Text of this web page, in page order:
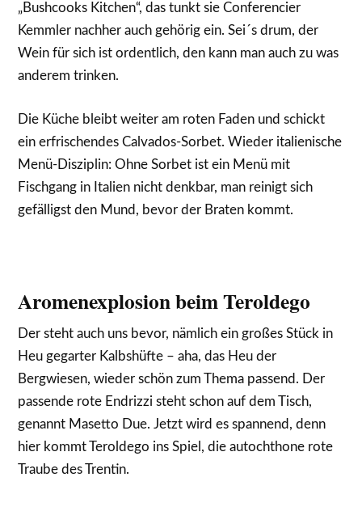
„Bushcooks Kitchen“, das tunkt sie Conferencier
Kemmler nachher auch gehörig ein. Sei´s drum, der
Wein für sich ist ordentlich, den kann man auch zu was
anderem trinken.
Die Küche bleibt weiter am roten Faden und schickt
ein erfrischendes Calvados-Sorbet. Wieder italienische
Menü-Disziplin: Ohne Sorbet ist ein Menü mit
Fischgang in Italien nicht denkbar, man reinigt sich
gefälligst den Mund, bevor der Braten kommt.
Aromenexplosion beim Teroldego
Der steht auch uns bevor, nämlich ein großes Stück in
Heu gegarter Kalbshüfte – aha, das Heu der
Bergwiesen, wieder schön zum Thema passend. Der
passende rote Endrizzi steht schon auf dem Tisch,
genannt Masetto Due. Jetzt wird es spannend, denn
hier kommt Teroldego ins Spiel, die autochthone rote
Traube des Trentin.